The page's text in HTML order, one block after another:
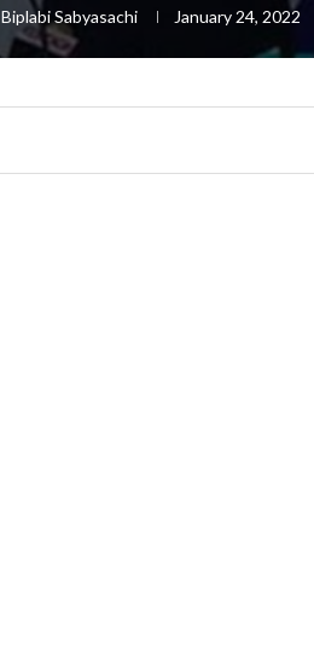
Biplabi Sabyasachi January 24, 2022